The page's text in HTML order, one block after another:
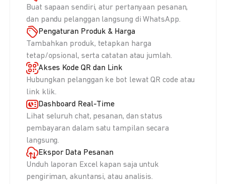
Buat sapaan sendiri, atur pertanyaan pesanan,
dan pandu pelanggan langsung di WhatsApp.
Pengaturan Produk & Harga
Tambahkan produk, tetapkan harga
tetap/opsional, serta catatan atau jumlah.
Akses Kode QR dan Link
Hubungkan pelanggan ke bot lewat QR code atau
link klik.
Dashboard Real-Time
Lihat seluruh chat, pesanan, dan status
pembayaran dalam satu tampilan secara
langsung.
Ekspor Data Pesanan
Unduh laporan Excel kapan saja untuk
pengiriman, akuntansi, atau analisis.